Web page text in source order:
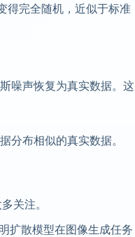
得完全随机，近似于标准
噪声恢复为真实数据。这
分布相似的真实数据。
关注。
扩散模型在图像生成任务